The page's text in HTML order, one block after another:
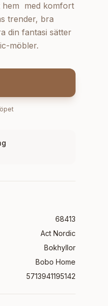
 med komfort
trender, bra
din fantasi sätter
möbler.
68413
Act Nordic
Bokhyllor
Bobo Home
5713941195142